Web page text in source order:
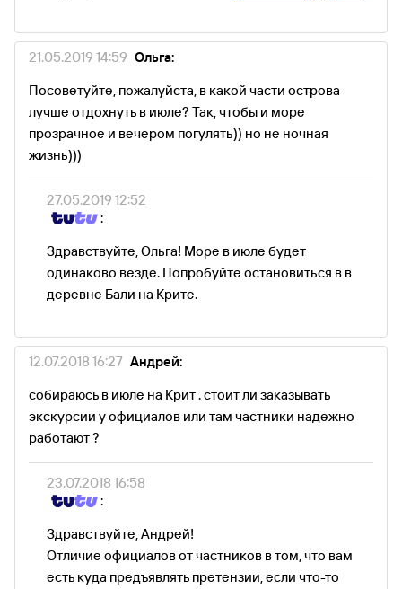
21.05.2019 14:59 Ольга:
Посоветуйте, пожалуйста, в какой части острова
лучше отдохнуть в июле? Так, чтобы и море
прозрачное и вечером погулять)) но не ночная
жизнь)))
27.05.2019 12:52
:
Здравствуйте, Ольга! Море в июле будет
одинаково везде. Попробуйте остановиться в в
деревне Бали на Крите.
12.07.2018 16:27 Андрей:
собираюсь в июле на Крит . стоит ли заказывать
экскурсии у официалов или там частники надежно
работают ?
23.07.2018 16:58
:
Здравствуйте, Андрей!
Отличие официалов от частников в том, что вам
есть куда предъявлять претензии, если что-то